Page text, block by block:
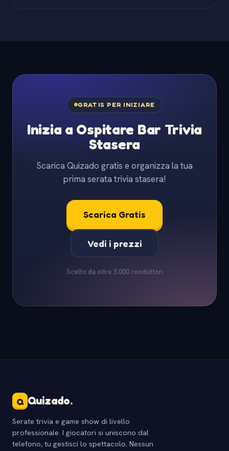
GRATIS PER INIZIARE
Inizia a Ospitare Bar Trivia
Stasera
Scarica Quizado gratis e organizza la tua
prima serata trivia stasera!
Scarica Gratis
Vedi i prezzi
Scelto da oltre 5.000 conduttori
Q Quizado.
Serate trivia e game show di livello
professionale. I giocatori si uniscono dal
telefono, tu gestisci lo spettacolo. Nessun